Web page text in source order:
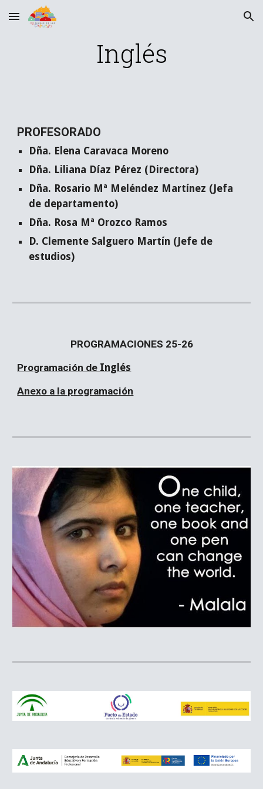
Skip to main content Skip to navigation
Inglés
PROFESORADO
Dña. Elena Caravaca Moreno
Dña. Liliana Díaz Pérez (Directora)
Dña. Rosario Mª Meléndez Martínez (Jefa
de departamento)
Dña. Rosa Mª Orozco Ramos
D. Clemente Salguero Martín (Jefe de
estudios)
PROGRAMACIONES 25-26
Programación de Inglés
Anexo a la programación